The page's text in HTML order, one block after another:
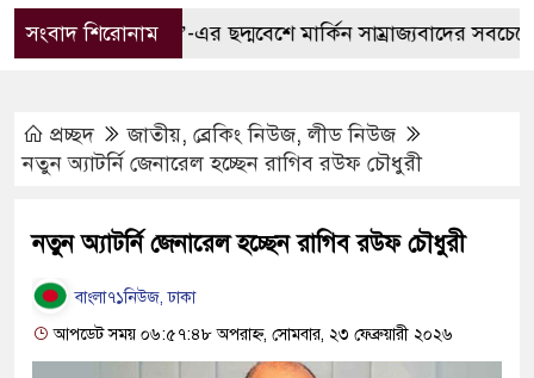
সংবাদ শিরোনাম
‘লিটল বয়’-এর ছদ্মবেশে মার্কিন সাম্রাজ্যবাদের সবচেয়ে ঘৃণ্য
প্রচ্ছদ জাতীয়, ব্রেকিং নিউজ,লীড নিউজ
নতুন অ্যাটর্নি জেনারেল হচ্ছেন রাগিব রউফ চৌধুরী
নতুন অ্যাটর্নি জেনারেল হচ্ছেন রাগিব রউফ চৌধুরী
বাংলা৭১নিউজ, ঢাকা
আপডেট সময় ০৬:৫৭:৪৮ অপরাহ্ন, সোমবার, ২৩ ফেব্রুয়ারী ২০২৬